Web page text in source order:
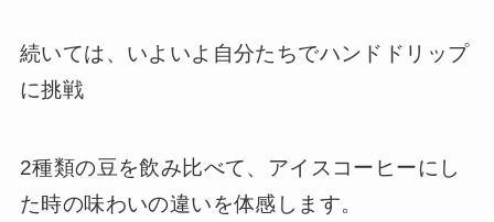
続いては、いよいよ自分たちでハンドドリップ
に挑戦
2種類の豆を飲み比べて、アイスコーヒーにし
た時の味わいの違いを体感します。